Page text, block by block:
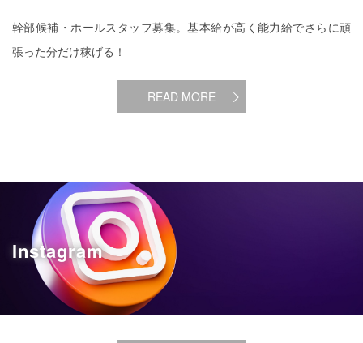
幹部候補・ホールスタッフ募集。基本給が高く能力給でさらに頑
張った分だけ稼げる！
READ MORE
Instagram